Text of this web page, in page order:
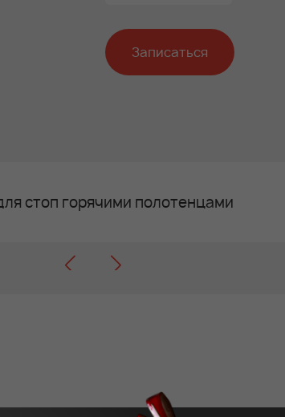
Записаться
стоп горячими полотенцами